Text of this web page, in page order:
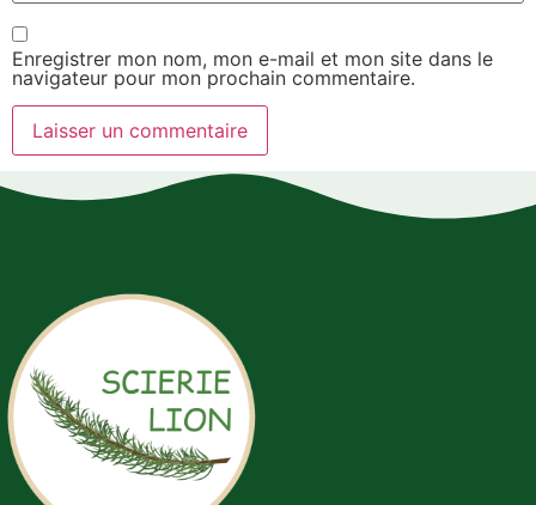
Enregistrer mon nom, mon e-mail et mon site dans le
navigateur pour mon prochain commentaire.